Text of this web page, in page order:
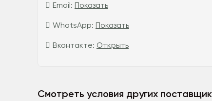
Email: Показать
WhatsApp: Показать
Вконтакте: Открыть
Смотреть условия других